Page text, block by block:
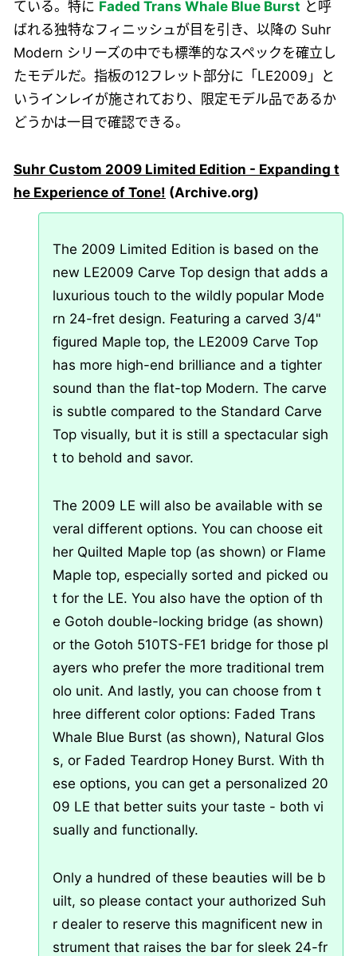
ている。特に Faded Trans Whale Blue Burst と呼
ばれる独特なフィニッシュが目を引き、以降の Suhr
Modern シリーズの中でも標準的なスペックを確立し
たモデルだ。指板の12フレット部分に「LE2009」と
いうインレイが施されており、限定モデル品であるか
どうかは一目で確認できる。
Suhr Custom 2009 Limited Edition - Expanding t
he Experience of Tone! (Archive.org)
The 2009 Limited Edition is based on the
new LE2009 Carve Top design that adds a
luxurious touch to the wildly popular Mode
rn 24-fret design. Featuring a carved 3/4"
figured Maple top, the LE2009 Carve Top
has more high-end brilliance and a tighter
sound than the flat-top Modern. The carve
is subtle compared to the Standard Carve
Top visually, but it is still a spectacular sigh
t to behold and savor.
The 2009 LE will also be available with se
veral different options. You can choose eit
her Quilted Maple top (as shown) or Flame
Maple top, especially sorted and picked ou
t for the LE. You also have the option of th
e Gotoh double-locking bridge (as shown)
or the Gotoh 510TS-FE1 bridge for those pl
ayers who prefer the more traditional trem
olo unit. And lastly, you can choose from t
hree different color options: Faded Trans
Whale Blue Burst (as shown), Natural Glos
s, or Faded Teardrop Honey Burst. With th
ese options, you can get a personalized 20
09 LE that better suits your taste - both vi
sually and functionally.
Only a hundred of these beauties will be b
uilt, so please contact your authorized Suh
r dealer to reserve this magnificent new in
strument that raises the bar for sleek 24-fr